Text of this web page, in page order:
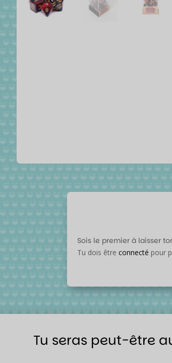
Sois le premier à laisser
Tu dois être connecté pour
Tu seras peut-être